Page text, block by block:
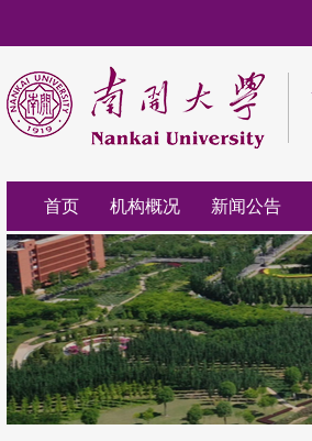
首页 机构概况 新闻公告